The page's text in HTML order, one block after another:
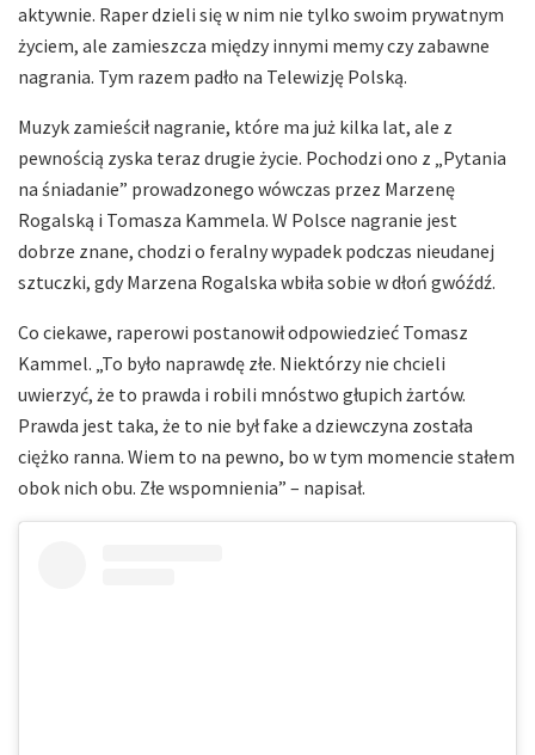
aktywnie. Raper dzieli się w nim nie tylko swoim prywatnym
życiem, ale zamieszcza między innymi memy czy zabawne
nagrania. Tym razem padło na Telewizję Polską.
Muzyk zamieścił nagranie, które ma już kilka lat, ale z
pewnością zyska teraz drugie życie. Pochodzi ono z „Pytania
na śniadanie” prowadzonego wówczas przez Marzenę
Rogalską i Tomasza Kammela. W Polsce nagranie jest
dobrze znane, chodzi o feralny wypadek podczas nieudanej
sztuczki, gdy Marzena Rogalska wbiła sobie w dłoń gwóźdź.
Co ciekawe, raperowi postanowił odpowiedzieć Tomasz
Kammel. „To było naprawdę złe. Niektórzy nie chcieli
uwierzyć, że to prawda i robili mnóstwo głupich żartów.
Prawda jest taka, że to nie był fake a dziewczyna została
ciężko ranna. Wiem to na pewno, bo w tym momencie stałem
obok nich obu. Złe wspomnienia” – napisał.